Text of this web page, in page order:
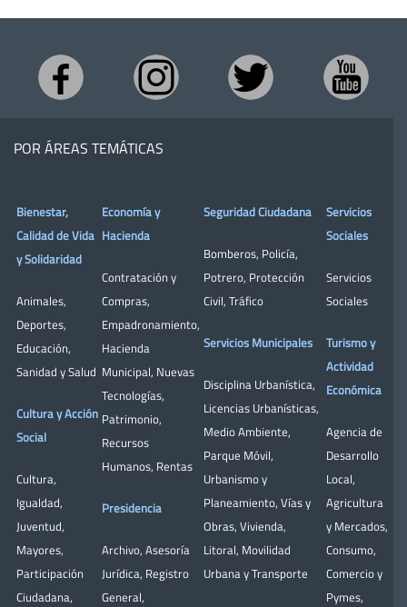
POR ÁREAS TEMÁTICAS
Bienestar,
Calidad de Vida
y Solidaridad
Animales,
Deportes,
Educación,
Sanidad y Salud
Cultura y Acción
Social
Cultura,
Igualdad,
Juventud,
Mayores,
Participación
Ciudadana,
Economía y
Hacienda
Contratación y
Compras,
Empadronamiento,
Hacienda
Municipal, Nuevas
Tecnologías,
Patrimonio,
Recursos
Humanos, Rentas
Presidencia
Archivo, Asesoría
Jurídica, Registro
General,
Seguridad Ciudadana
Bomberos, Policía,
Potrero, Protección
Civil, Tráfico
Servicios Municipales
Disciplina Urbanística,
Licencias Urbanísticas,
Medio Ambiente,
Parque Móvil,
Urbanismo y
Planeamiento, Vías y
Obras, Vivienda,
Litoral, Movilidad
Urbana y Transporte
Servicios
Sociales
Servicios
Sociales
Turismo y
Actividad
Económica
Agencia de
Desarrollo
Local,
Agricultura
y Mercados,
Consumo,
Comercio y
Pymes,